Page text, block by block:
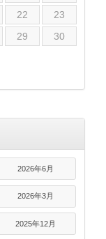
22
23
29
30
2026年6月
2026年3月
2025年12月